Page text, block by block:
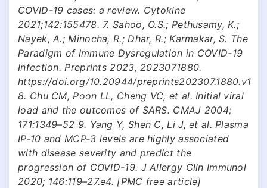
COVID-19 cases: a review. Cytokine
2021;142:155478. 7. Sahoo, O.S.; Pethusamy, K.;
Nayek, A.; Minocha, R.; Dhar, R.; Karmakar, S. The
Paradigm of Immune Dysregulation in COVID-19
Infection. Preprints 2023, 2023071880.
https://doi.org/10.20944/preprints202307.1880.v1
8. Chu CM, Poon LL, Cheng VC, et al. Initial viral
load and the outcomes of SARS. CMAJ 2004;
171:1349–52 9. Yang Y, Shen C, Li J, et al. Plasma
IP-10 and MCP-3 levels are highly associated
with disease severity and predict the
progression of COVID-19. J Allergy Clin Immunol
2020; 146:119–27.e4. [PMC free article]